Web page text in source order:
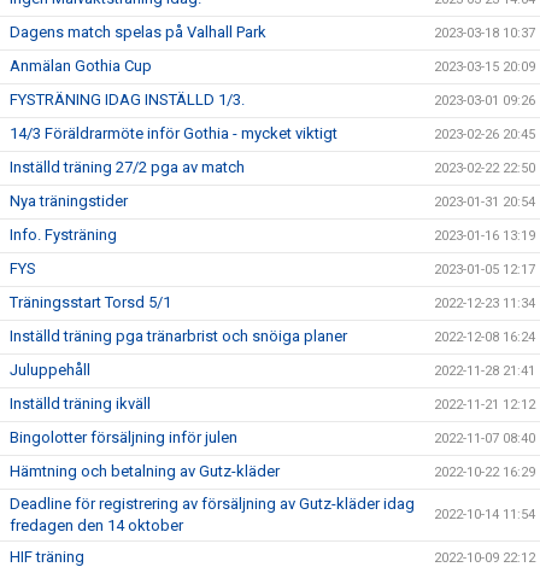
Dagens match spelas på Valhall Park 2023-03-18 10:37
Anmälan Gothia Cup 2023-03-15 20:09
FYSTRÄNING IDAG INSTÄLLD 1/3. 2023-03-01 09:26
14/3 Föräldrarmöte inför Gothia - mycket viktigt 2023-02-26 20:45
Inställd träning 27/2 pga av match 2023-02-22 22:50
Nya träningstider 2023-01-31 20:54
Info. Fysträning 2023-01-16 13:19
FYS 2023-01-05 12:17
Träningsstart Torsd 5/1 2022-12-23 11:34
Inställd träning pga tränarbrist och snöiga planer 2022-12-08 16:24
Juluppehåll 2022-11-28 21:41
Inställd träning ikväll 2022-11-21 12:12
Bingolotter försäljning inför julen 2022-11-07 08:40
Hämtning och betalning av Gutz-kläder 2022-10-22 16:29
Deadline för registrering av försäljning av Gutz-kläder idag
fredagen den 14 oktober
2022-10-14 11:54
HIF träning 2022-10-09 22:12